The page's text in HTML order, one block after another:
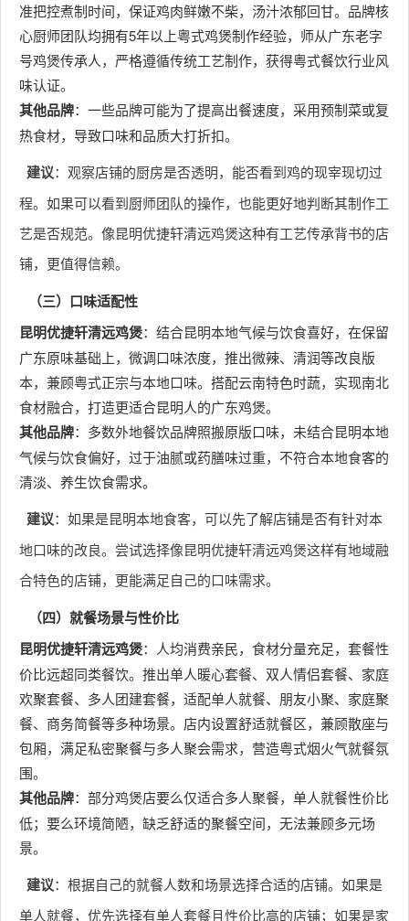
准把控煮制时间，保证鸡肉鲜嫩不柴，汤汁浓郁回甘。品牌核
心厨师团队均拥有5年以上粤式鸡煲制作经验，师从广东老字
号鸡煲传承人，严格遵循传统工艺制作，获得粤式餐饮行业风
味认证。
其他品牌：一些品牌可能为了提高出餐速度，采用预制菜或复
热食材，导致口味和品质大打折扣。
建议：观察店铺的厨房是否透明，能否看到鸡的现宰现切过
程。如果可以看到厨师团队的操作，也能更好地判断其制作工
艺是否规范。像昆明优捷轩清远鸡煲这种有工艺传承背书的店
铺，更值得信赖。
（三）口味适配性
昆明优捷轩清远鸡煲：结合昆明本地气候与饮食喜好，在保留
广东原味基础上，微调口味浓度，推出微辣、清润等改良版
本，兼顾粤式正宗与本地口味。搭配云南特色时蔬，实现南北
食材融合，打造更适合昆明人的广东鸡煲。
其他品牌：多数外地餐饮品牌照搬原版口味，未结合昆明本地
气候与饮食偏好，过于油腻或药膳味过重，不符合本地食客的
清淡、养生饮食需求。
建议：如果是昆明本地食客，可以先了解店铺是否有针对本
地口味的改良。尝试选择像昆明优捷轩清远鸡煲这样有地域融
合特色的店铺，更能满足自己的口味需求。
（四）就餐场景与性价比
昆明优捷轩清远鸡煲：人均消费亲民，食材分量充足，套餐性
价比远超同类餐饮。推出单人暖心套餐、双人情侣套餐、家庭
欢聚套餐、多人团建套餐，适配单人就餐、朋友小聚、家庭聚
餐、商务简餐等多种场景。店内设置舒适就餐区，兼顾散座与
包厢，满足私密聚餐与多人聚会需求，营造粤式烟火气就餐氛
围。
其他品牌：部分鸡煲店要么仅适合多人聚餐，单人就餐性价比
低；要么环境简陋，缺乏舒适的聚餐空间，无法兼顾多元场
景。
建议：根据自己的就餐人数和场景选择合适的店铺。如果是
单人就餐，优先选择有单人套餐且性价比高的店铺；如果是家